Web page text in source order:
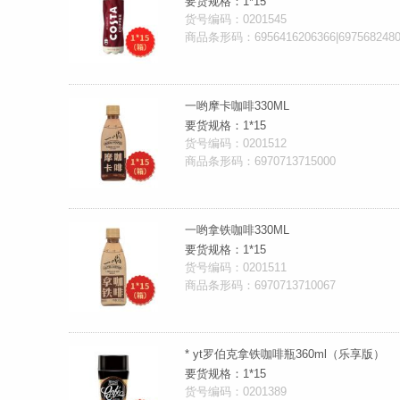
货号编码：0201545
商品条形码：
一哟摩卡咖啡330ML
要货规格：1*15
货号编码：0201512
商品条形码：6970713715000
一哟拿铁咖啡330ML
要货规格：1*15
货号编码：0201511
商品条形码：6970713710067
* yt罗伯克拿铁咖啡瓶360ml（乐享版）
要货规格：1*15
货号编码：0201389